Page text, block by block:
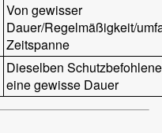
Von gewisser
Dauer/Regelmäßigkeit/
Zeitspanne
Dieselben
eine gewisse Dauer